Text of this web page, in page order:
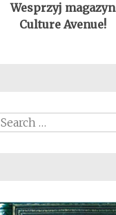
Wesprzyj magazyn
Culture Avenue!
Search